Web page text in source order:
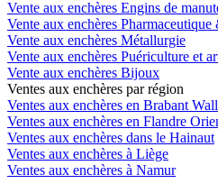
Vente aux enchères Engins de
Vente aux enchères
Vente aux enchères Métallurgie
Vente aux enchères Puériculture et
Vente aux enchères Bijoux
Ventes aux enchères par région
Ventes aux enchères en Brabant
Ventes aux enchères en Flandre
Ventes aux enchères dans le Hainaut
Ventes aux enchères à Liège
Ventes aux enchères à Namur